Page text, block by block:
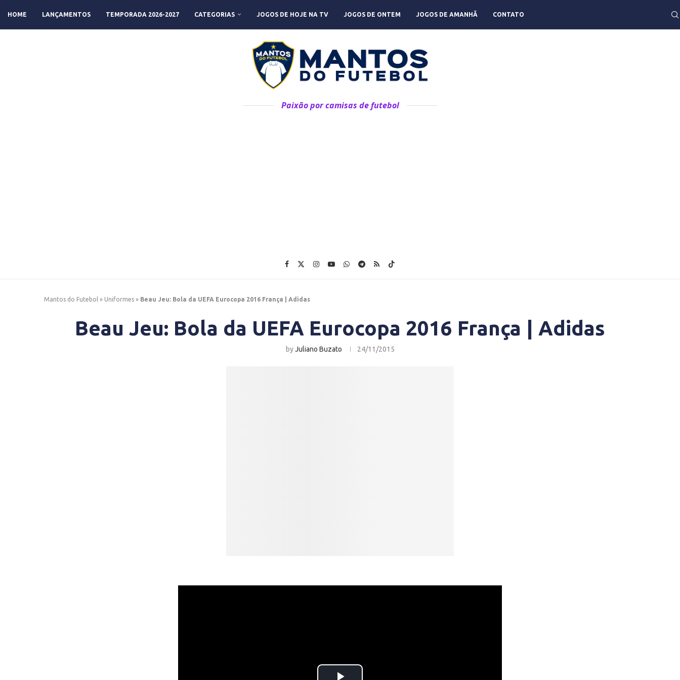
HOME LANÇAMENTOS TEMPORADA 2026-2027 CATEGORIAS JOGOS DE HOJE NA TV JOGOS DE ONTEM JOGOS DE AMANHÃ CONTATO
Paixão por camisas de futebol
Mantos do Futebol » Uniformes » Beau Jeu: Bola da UEFA Eurocopa 2016 França | Adidas
Beau Jeu: Bola da UEFA Eurocopa 2016 França | Adidas
byJuliano Buzato 24/11/2015